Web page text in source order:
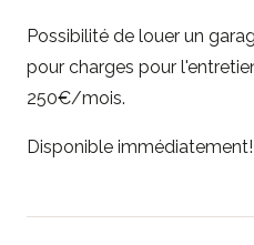
Possibilité de louer un
pour charges pour
250€/mois.
Disponible immédiatement!